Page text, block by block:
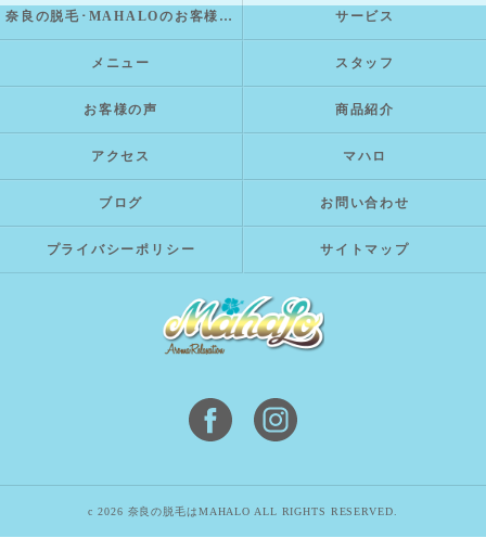
奈良の脱毛･MAHALOのお客様の声 サービス
メニュー スタッフ
お客様の声 商品紹介
アクセス マハロ
ブログ お問い合わせ
プライバシーポリシー サイトマップ
c 2026 奈良の脱毛はMAHALO ALL RIGHTS RESERVED.